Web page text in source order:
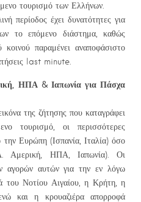
τουρισμό των Ελλήνων.
περίοδος έχει δυνατότητες για
το επόμενο διάστημα, καθώς
κοινού παραμένει αναποφάσιστο
last minute.
ΗΠΑ & Ιαπωνία για Πάσχα
της ζήτησης που καταγράφει
τουρισμό, οι περισσότερες
την Ευρώπη (Ισπανία, Ιταλία) όσο
Αμερική, ΗΠΑ, Ιαπωνία). Οι
αγορών αυτών για την εν λόγω
του Νοτίου Αιγαίου, η Κρήτη, η
και η κρουαζιέρα απορροφά